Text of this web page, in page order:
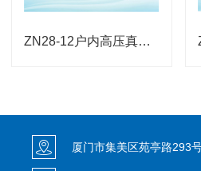
ZN28-12户内高压真空断路器
厦门市集美区苑亭路293